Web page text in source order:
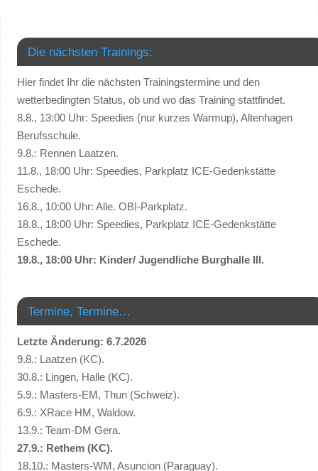
Die nächsten Trainings:
Hier findet Ihr die nächsten Trainingstermine und den
wetterbedingten Status, ob und wo das Training stattfindet.
8.8., 13:00 Uhr: Speedies (nur kurzes Warmup), Altenhagen
Berufsschule.
9.8.: Rennen Laatzen.
11.8., 18:00 Uhr: Speedies, Parkplatz ICE-Gedenkstätte
Eschede.
16.8., 10:00 Uhr: Alle. OBI-Parkplatz.
18.8., 18:00 Uhr: Speedies, Parkplatz ICE-Gedenkstätte
Eschede.
19.8., 18:00 Uhr: Kinder/ Jugendliche Burghalle III.
Termine, Termine…
Letzte Änderung: 6.7.2026
9.8.: Laatzen (KC).
30.8.: Lingen, Halle (KC).
5.9.: Masters-EM, Thun (Schweiz).
6.9.: XRace HM, Waldow.
13.9.: Team-DM Gera.
27.9.: Rethem (KC).
18.10.: Masters-WM, Asuncion (Paraguay).